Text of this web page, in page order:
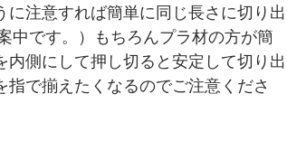
注意すれば簡単に同じ長さに切り出
中です。）もちろんプラ材の方が簡
側にして押し切ると安定して切り出
で揃えたくなるのでご注意くださ